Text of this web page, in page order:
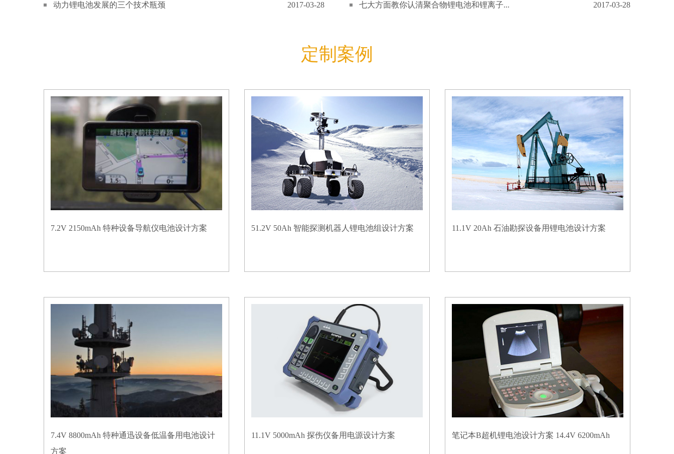
动力锂电池发展的三个技术瓶颈 2017-03-28 七大方面教你认清聚合物锂电池和锂离子... 2017-03-28
定制案例
7.2V 2150mAh 特种设备导航仪电池设计方案 51.2V 50Ah 智能探测机器人锂电池组设计方案 11.1V 20Ah 石油勘探设备用锂电池设计方案
7.4V 8800mAh 特种通迅设备低温备用电池设计
方案
11.1V 5000mAh 探伤仪备用电源设计方案 笔记本B超机锂电池设计方案 14.4V 6200mAh